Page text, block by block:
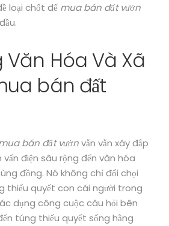
loại chốt để mua bán đất vườn
Hóa Và Xã
bán đất
bán đất vườnvẫn vẫn xây đắp
điện sâu rộng đến văn hóa
đồng. Nó không chỉ đối chọi
thiếu quyết con cái người trong
dụng công cuộc câu hỏi bên
túng thiếu quyết sống hằng